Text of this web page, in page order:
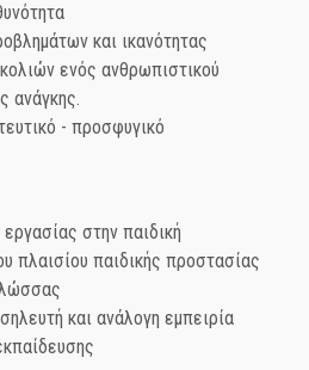
και ικανότητας
ενός ανθρωπιστικού
ανάγκης.
- προσφυγικό
στην παιδική
πλαισίου παιδικής προστασίας
και ανάλογη εμπειρία